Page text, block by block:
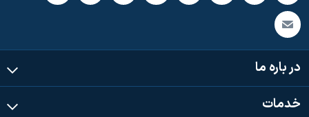
در باره ما
خدمات